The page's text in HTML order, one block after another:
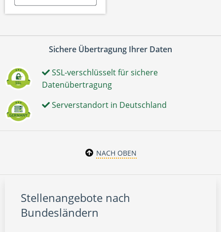
Sichere Übertragung Ihrer Daten
SSL-verschlüsselt für sichere
Datenübertragung
Serverstandort in Deutschland
NACH OBEN
Stellenangebote nach
Bundesländern